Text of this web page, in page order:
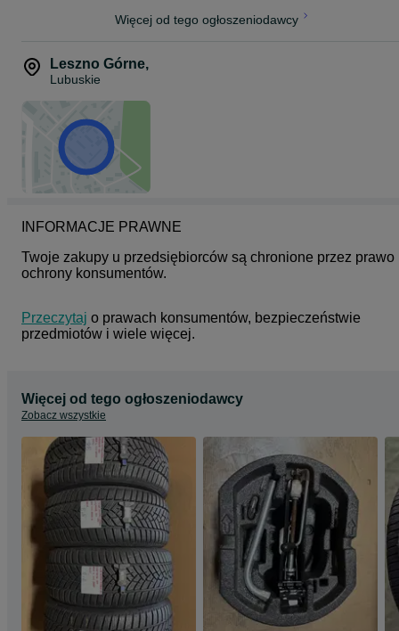
Więcej od tego ogłoszeniodawcy
Leszno Górne,
Lubuskie
INFORMACJE PRAWNE
Twoje zakupy u przedsiębiorców są chronione przez prawo
ochrony konsumentów.
Przeczytaj o prawach konsumentów, bezpieczeństwie
przedmiotów i wiele więcej.
Więcej od tego ogłoszeniodawcy
Zobacz wszystkie